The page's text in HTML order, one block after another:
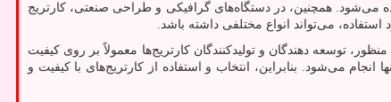
می‌شود. همچنین، در دستگاه‌های گرافیکی و طراحی صنعتی، کارتریج
می‌تواند انواع مختلفی داشته باشد.
توسعه دهندگان و تولیدکنندگان کارتریج‌ها معمولاً بر روی کیفیت
می‌شود. بنابراین، انتخاب و استفاده از کارتریج‌های با کیفیت و